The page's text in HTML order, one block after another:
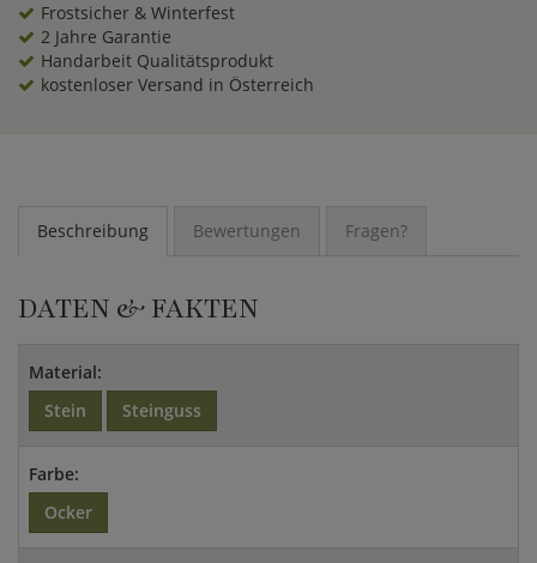
Frostsicher & Winterfest
2 Jahre Garantie
Handarbeit Qualitätsprodukt
kostenloser Versand in Österreich
Beschreibung Bewertungen Fragen?
DATEN & FAKTEN
Material:
Stein
Steinguss
Farbe:
Ocker